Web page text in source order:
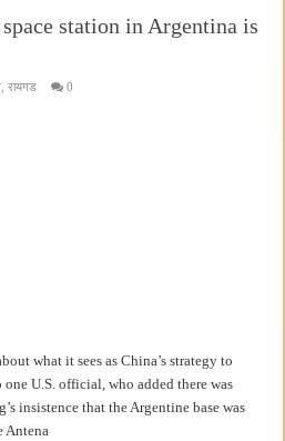
station in Argentina is
,रायगड 0
what it sees as China’s strategy to
U.S. official, who added there was
insistence that the Argentine base was
Antena